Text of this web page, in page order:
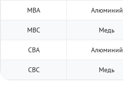
МВА Алюминий
МВС Медь
СВА Алюминий
СВС Медь